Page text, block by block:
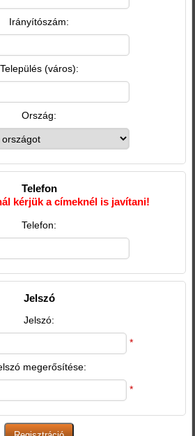
Irányítószám:
Település (város):
Ország:
Telefon
kérjük a címeknél is javítani!
Telefon:
Jelszó
Jelszó:
*
megerősítése:
*